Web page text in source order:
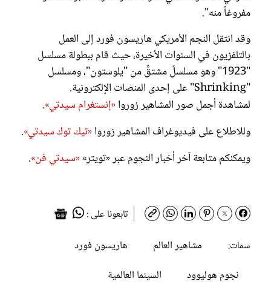
مفروغاً منه".
وقد انتقل النجم الأمريكي هاريسون فورد إلى العمل
بالتلفزيون في السنوات الأخيرة، حيث قام ببطولة مسلسل
"1923" وهو مسلسلٌ مشتقٌّ من "يلوستون"، ومسلسل
"Shrinking" على إحدى المنصات الإلكترونية.
لمشاهدة أجمل صور المشاهير زوروا«إنستغرام سيدتي».
وللاطلاع على فيديوغراف المشاهير زوروا«تيك توك سيدتي».
ويمكنكم متابعة آخر أخبار النجوم عبر «تويتر»«سيدتي فن».
تابعونا على :
سمات:
مشاهير العالم
هاريسون فورد
نجوم هوليوود
السينما العالمية